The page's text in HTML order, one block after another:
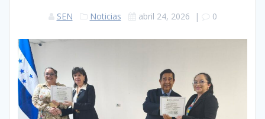
SEN Noticias abril 24, 2026 | 0